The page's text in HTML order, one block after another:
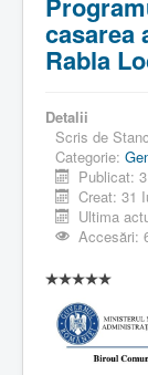
casarea
Rabla
Detalii
Scris de
Categorie:
Publicat:
Creat: 31
Ultima
Accesări: